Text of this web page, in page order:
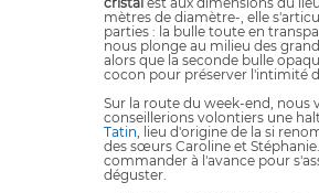
mètres de diamètre-, elle
parties : la bulle toute en
nous plonge au milieu des
alors que la seconde bulle
cocon pour préserver l'intimité
Sur la route du week-end, nous
conseillerions volontiers une
Tatin , lieu d'origine de la si
des sœurs Caroline et
commander à l'avance pour
déguster.